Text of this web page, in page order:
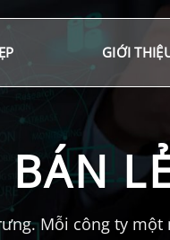
GIỚI
BÁN
Mỗi công ty